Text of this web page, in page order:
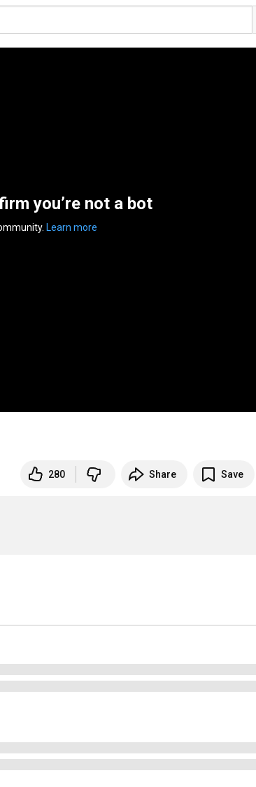
you’re not a bot
Learn more
280 Share Save